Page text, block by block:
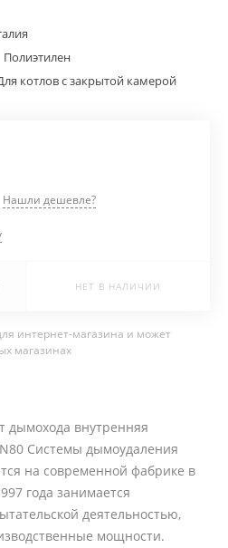
Полиэтилен
котлов с закрытой камерой
Нашли дешевле?
НЕТ В НАЛИЧИИ
интернет-магазина и может
магазинах
дымохода внутренняя
Системы дымоудаления
на современной фабрике в
года занимается
деятельностью,
мощности.